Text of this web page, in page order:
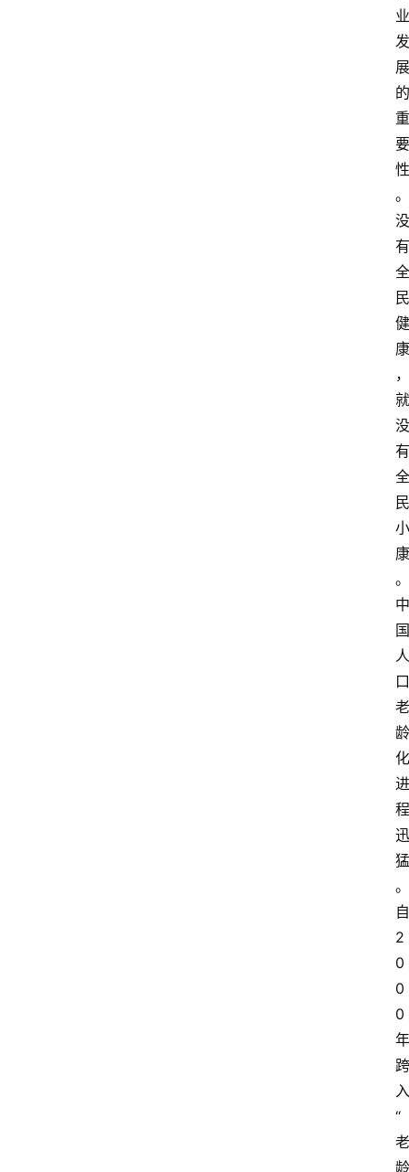
业
发
展
的
重
要
性
。
没
有
全
民
健
康
，
就
没
有
全
民
小
康
。
中
国
人
口
老
龄
化
进
程
迅
猛
。
自
2
0
0
0
年
跨
入
“
老
龄